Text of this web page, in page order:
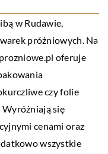
w Rudawie,
próżniowych. Na
oferuje
czy folie
się
cenami oraz
wszystkie